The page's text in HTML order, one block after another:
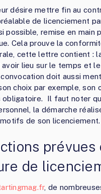
désire mettre fin au
de licenciement
possible, remise en main
Cela prouve la
cette lettre contient :
lieu sur le temps et le
doit aussi
choix par exemple,
obligatoire. Il faut noter
la démarche
de son
de
, de